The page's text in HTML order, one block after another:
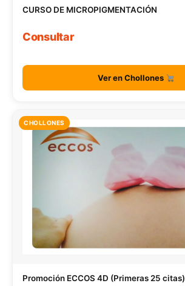
CURSO DE MICROPIGMENTACIÓN
Consultar
Ver en Chollones
CHOLLONES
Promoción ECCOS 4D (Primeras 25 citas)